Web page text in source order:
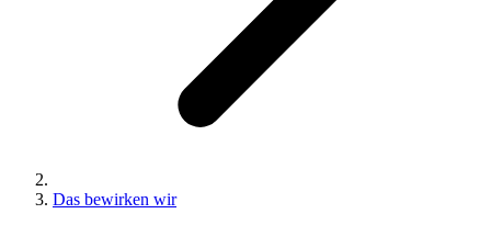
Das bewirken wir